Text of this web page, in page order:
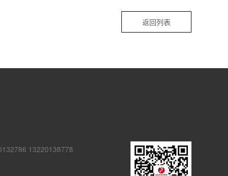
返回列表
13220138778